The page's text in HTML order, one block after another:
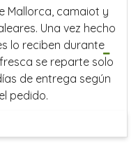
Mallorca, camaiot y
Una vez hecho
lo reciben durante
se reparte solo
de entrega según
pedido.